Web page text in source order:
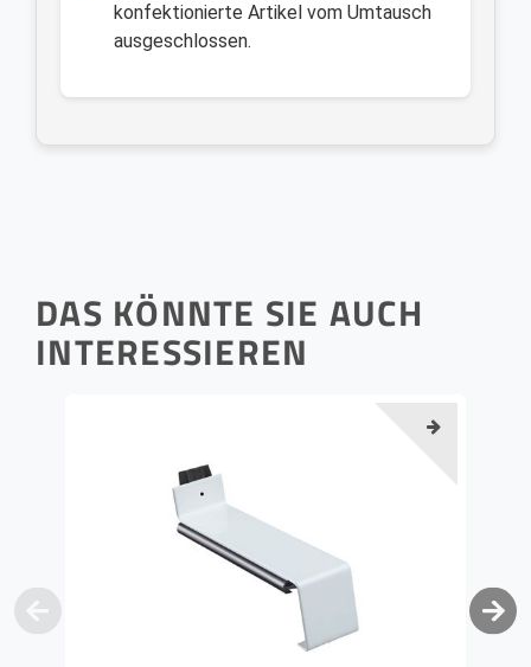
konfektionierte Artikel vom Umtausch
ausgeschlossen.
DAS KÖNNTE SIE AUCH
INTERESSIEREN